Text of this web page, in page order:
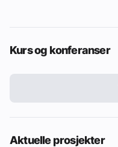
Kurs og konferanser
Aktuelle prosjekter